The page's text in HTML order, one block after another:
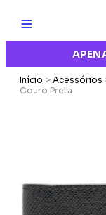
Início > Acessórios
Couro Preta